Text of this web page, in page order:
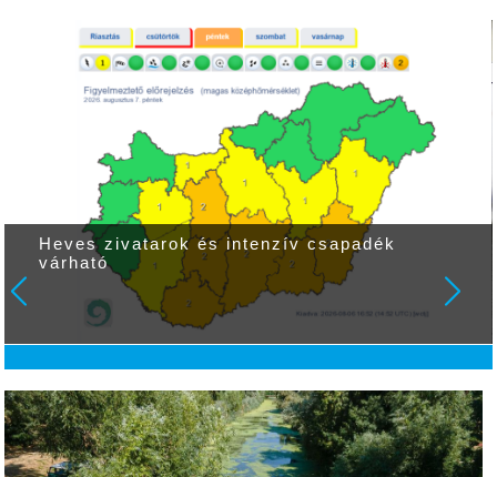
Heves zivatarok és intenzív csapadék
várható